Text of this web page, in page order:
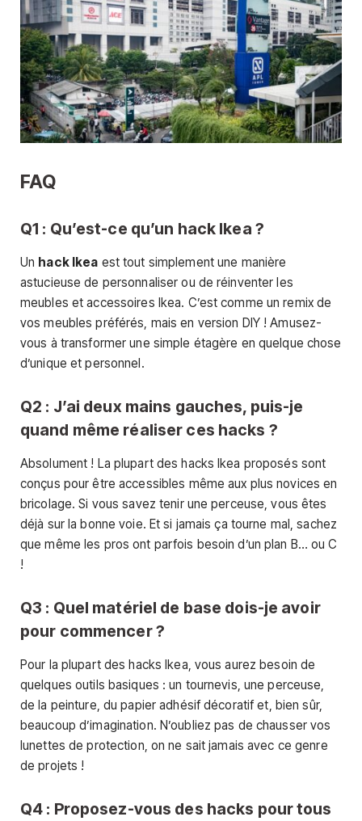
FAQ
Q1 : Qu’est-ce qu’un hack Ikea ?
Un hack Ikea est tout simplement une manière
astucieuse de personnaliser ou de réinventer les
meubles et accessoires Ikea. C’est comme un remix de
vos meubles préférés, mais en version DIY ! Amusez-
vous à transformer une simple étagère en quelque chose
d’unique et personnel.
Q2 : J’ai deux mains gauches, puis-je
quand même réaliser ces hacks ?
Absolument ! La plupart des hacks Ikea proposés sont
conçus pour être accessibles même aux plus novices en
bricolage. Si vous savez tenir une perceuse, vous êtes
déjà sur la bonne voie. Et si jamais ça tourne mal, sachez
que même les pros ont parfois besoin d’un plan B… ou C
!
Q3 : Quel matériel de base dois-je avoir
pour commencer ?
Pour la plupart des hacks Ikea, vous aurez besoin de
quelques outils basiques : un tournevis, une perceuse,
de la peinture, du papier adhésif décoratif et, bien sûr,
beaucoup d’imagination. N’oubliez pas de chausser vos
lunettes de protection, on ne sait jamais avec ce genre
de projets !
Q4 : Proposez-vous des hacks pour tous